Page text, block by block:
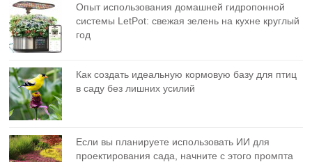
Опыт использования домашней гидропонной
системы LetPot: свежая зелень на кухне круглый
год
Как создать идеальную кормовую базу для птиц
в саду без лишних усилий
Если вы планируете использовать ИИ для
проектирования сада, начните с этого промпта